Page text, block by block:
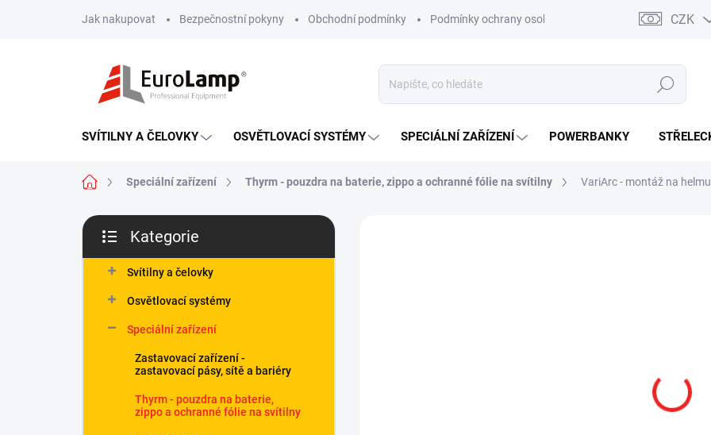
Jak nakupovat Bezpečnostní pokyny Obchodní podmínky Podmínky ochrany osobních údajů Kontakty CZK
Hledat
SVÍTILNY A ČELOVKY OSVĚTLOVACÍ SYSTÉMY SPECIÁLNÍ ZAŘÍZENÍ POWERBANKY
Domů Speciální zařízení Thyrm - pouzdra na baterie, zippo a ochranné fólie na svítilny VariArc - montáž na
P
s
kategorie
Kategorie
Svítilny a čelovky
Osvětlovací systémy
Speciální zařízení
Zastavovací zařízení -
zastavovací pásy, sítě a bariéry
Thyrm - pouzdra na baterie,
zippo a ochranné fólie na svítilny